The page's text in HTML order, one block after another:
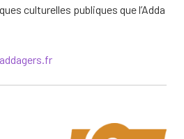
culturelles publiques que l’Adda